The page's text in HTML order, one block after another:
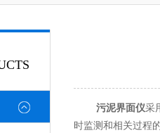
污泥界面仪采
时监测和相关过程